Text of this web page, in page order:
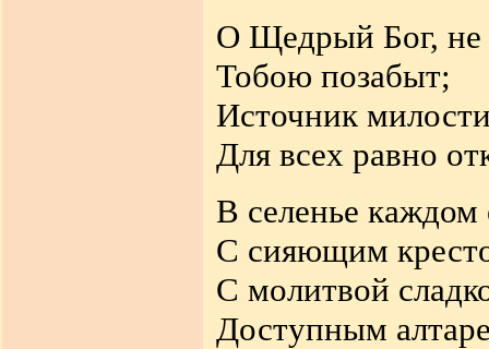
О Щедрый Бог, не
Тобою позабыт;
Источник
Для всех равно
В селенье каждом
С сияющим
С молитвой
Доступным